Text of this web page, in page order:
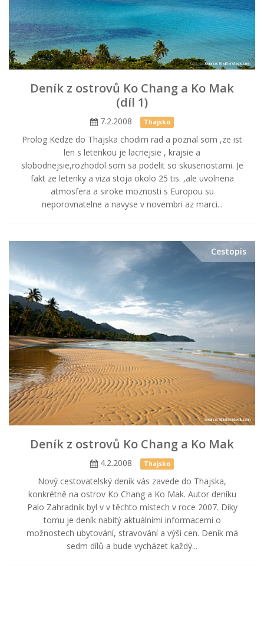
Deník z ostrovů Ko Chang a Ko Mak
(díl 1)
7.2.2008 Thajsko
Prolog Kedze do Thajska chodim rad a poznal som ,ze ist
len s letenkou je lacnejsie , krajsie a
slobodnejsie,rozhodol som sa podelit so skusenostami. Je
fakt ze letenky a viza stoja okolo 25 tis. ,ale uvolnena
atmosfera a siroke moznosti s Europou su
neporovnatelne a navyse v novembri az marci...
Cestopis
Deník z ostrovů Ko Chang a Ko Mak
4.2.2008 Thajsko
Nový cestovatelský deník vás zavede do Thajska,
konkrétně na ostrov Ko Chang a Ko Mak. Autor deníku
Palo Zahradník byl v v těchto místech v roce 2007. Díky
tomu je deník nabitý aktuálními informacemi o
možnostech ubytování, stravování a výši cen. Deník má
sedm dílů a bude vycházet každý...